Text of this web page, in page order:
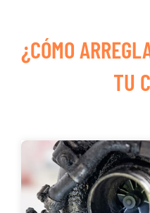
¿CÓMO
TU